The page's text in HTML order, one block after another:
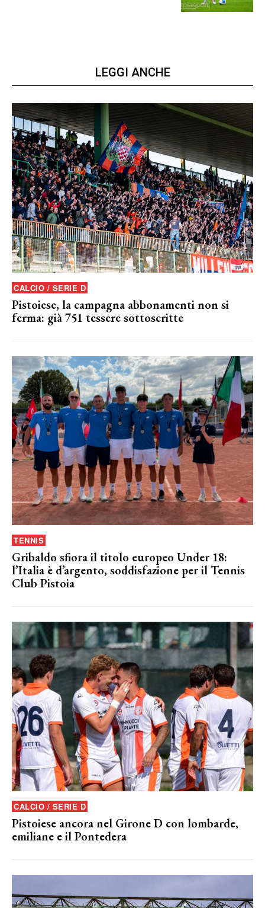
LEGGI ANCHE
CALCIO / SERIE D
Pistoiese, la campagna abbonamenti non si
ferma: già 751 tessere sottoscritte
TENNIS
Gribaldo sfiora il titolo europeo Under 18:
l’Italia è d’argento, soddisfazione per il Tennis
Club Pistoia
CALCIO / SERIE D
Pistoiese ancora nel Girone D con lombarde,
emiliane e il Pontedera